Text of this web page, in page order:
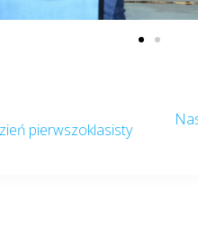
pierwszoklasisty